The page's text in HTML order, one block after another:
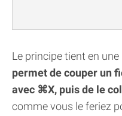
Le principe tient en une
permet de couper un
avec ⌘X, puis de le
comme vous le feriez